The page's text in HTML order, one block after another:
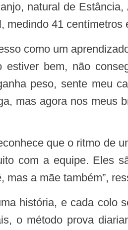
natural de
medindo 41 centímetros
bem, não
peso, sente meu
mas agora nos meus
com a equipe. Eles
a mãe também”,
o método prova